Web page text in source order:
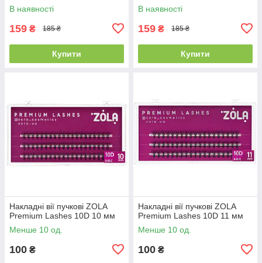
В наявності
159 ₴ 185 ₴
Купити
В наявності
159 ₴ 185 ₴
Купити
Накладні вії пучкові ZOLA
Premium Lashes 10D 10 мм
Менше 10 од.
100 ₴
Накладні вії пучкові ZOLA
Premium Lashes 10D 11 мм
Менше 10 од.
100 ₴